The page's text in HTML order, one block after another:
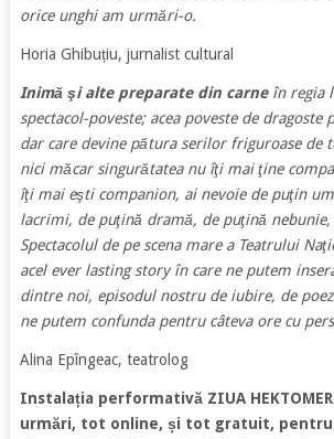
orice unghi am urmări-o.
Horia Ghibuțiu, jurnalist cultural
Inimă şi alte preparate din carneîn regia
spectacol-poveste; acea poveste de dragoste
dar care devine pătura serilor friguroase de
nici măcar singurătatea nu îţi mai ţine
îţi mai eşti companion, ai nevoie de puţin
lacrimi, de puţină dramă, de puţină
Spectacolul de pe scena mare a Teatrului
acel ever lasting story în care ne putem
dintre noi, episodul nostru de iubire, de
ne putem confunda pentru câteva ore cu
Alina Epîngeac, teatrolog
Instalația performativă ZIUA
urmări, tot online, și tot gratuit, pentru